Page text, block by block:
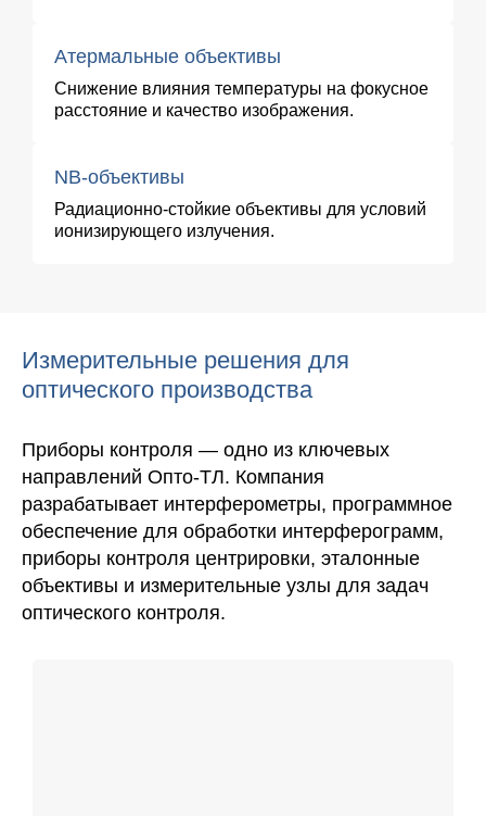
Атермальные объективы
Снижение влияния температуры на фокусное
расстояние и качество изображения.
NB-объективы
Радиационно-стойкие объективы для условий
ионизирующего излучения.
Измерительные решения для
оптического производства
Приборы контроля — одно из ключевых
направлений Опто-ТЛ. Компания
разрабатывает интерферометры, программное
обеспечение для обработки интерферограмм,
приборы контроля центрировки, эталонные
объективы и измерительные узлы для задач
оптического контроля.